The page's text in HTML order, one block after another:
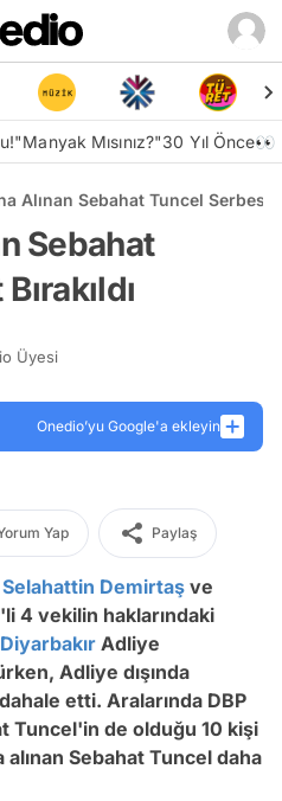
"Manyak Mısınız?"30 Yıl Önce👀
Alınan Sebahat Tuncel Serbest
Sebahat
Üyesi
Onedio’yu Google'a ekleyin
Yap Paylaş
Selahattin Demirtaş ve
'li 4 vekilin haklarındaki
Diyarbakır Adliye
Adliye dışında
etti. Aralarında DBP
Tuncel'in de olduğu 10 kişi
alınan Sebahat Tuncel daha